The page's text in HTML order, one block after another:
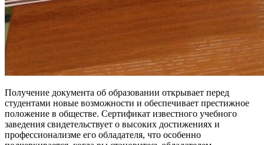
Получение документа об образовании открывает перед
студентами новые возможности и обеспечивает престижное
положение в обществе. Сертификат известного учебного
заведения свидетельствует о высоких достижениях и
профессионализме его обладателя, что особенно